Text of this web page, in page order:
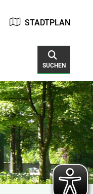
STADTPLAN
SUCHEN